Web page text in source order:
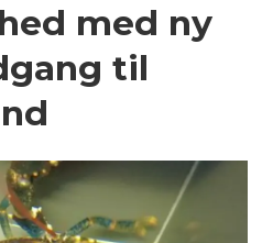
med ny
til